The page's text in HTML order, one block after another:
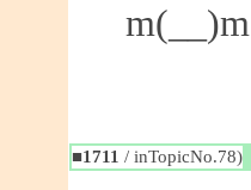
m(__)m
■1711 / inTopicNo.78)